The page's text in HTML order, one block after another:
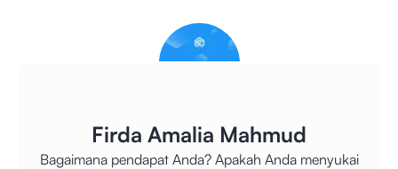
Firda Amalia Mahmud
Bagaimana pendapat Anda? Apakah Anda menyukai